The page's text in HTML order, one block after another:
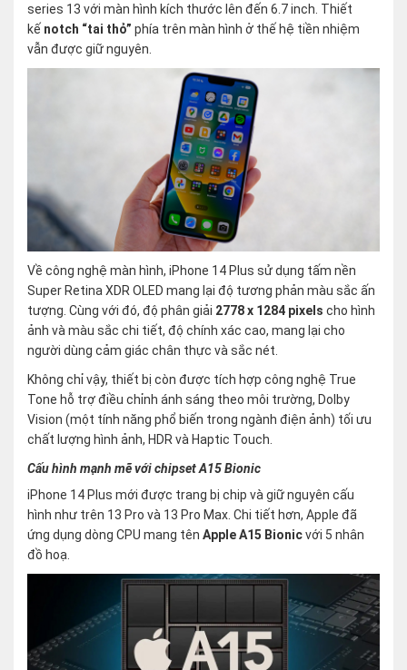
series 13 với màn hình kích thước lên đến 6.7 inch. Thiết
kế notch “tai thỏ” phía trên màn hình ở thế hệ tiền nhiệm
vẫn được giữ nguyên.
Về công nghệ màn hình, iPhone 14 Plus sử dụng tấm nền
Super Retina XDR OLED mang lại độ tương phản màu sắc ấn
tượng. Cùng với đó, độ phân giải 2778 x 1284 pixels cho hình
ảnh và màu sắc chi tiết, độ chính xác cao, mang lại cho
người dùng cảm giác chân thực và sắc nét.
Không chỉ vậy, thiết bị còn được tích hợp công nghệ True
Tone hỗ trợ điều chỉnh ánh sáng theo môi trường, Dolby
Vision (một tính năng phổ biến trong ngành điện ảnh) tối ưu
chất lượng hình ảnh, HDR và Haptic Touch.
Cấu hình mạnh mẽ với chipset A15 Bionic
iPhone 14 Plus mới được trang bị chip và giữ nguyên cấu
hình như trên 13 Pro và 13 Pro Max. Chi tiết hơn, Apple đã
ứng dụng dòng CPU mang tên Apple A15 Bionicvới 5 nhân
đồ hoạ.